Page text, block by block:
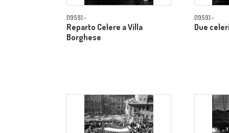
[1959] -
Reparto Celere a Villa
Borghese
[1959] -
Due